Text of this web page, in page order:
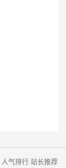
人气排行 站长推荐